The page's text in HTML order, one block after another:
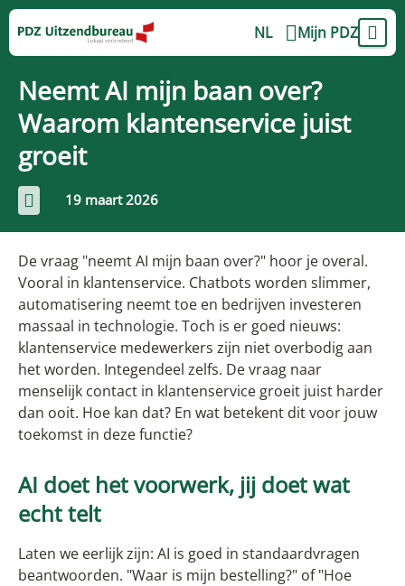
NL Mijn PDZ
Neemt AI mijn baan over?
Waarom klantenservice juist
groeit
19 maart 2026
De vraag "neemt AI mijn baan over?" hoor je overal.
Vooral in klantenservice. Chatbots worden slimmer,
automatisering neemt toe en bedrijven investeren
massaal in technologie. Toch is er goed nieuws:
klantenservice medewerkers zijn niet overbodig aan
het worden. Integendeel zelfs. De vraag naar
menselijk contact in klantenservice groeit juist harder
dan ooit. Hoe kan dat? En wat betekent dit voor jouw
toekomst in deze functie?
AI doet het voorwerk, jij doet wat
echt telt
Laten we eerlijk zijn: AI is goed in standaardvragen
beantwoorden. "Waar is mijn bestelling?" of "Hoe